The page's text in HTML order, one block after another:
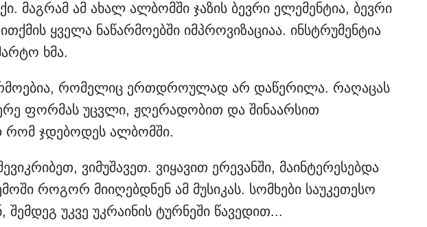
მაგრამ ამ ახალ ალბომში ჯაზის ბევრი ელემენტია, ბევრი
ყველა ნაწარმოებში იმპროვიზაციაა. ინსტრუმენტია
ხმა.
რომელიც ერთდროულად არ დაწერილა. რაღაცას
ფორმას უცვლი, ჟღერადობით და შინაარსით
რომ ჯდებოდეს ალბომში.
ვიმუშავეთ. ვიყავით ერევანში, მაინტერესებდა
როგორ მიიღებდნენ ამ მუსიკას. სომხები საუკეთესო
შემდეგ უკვე უკრაინის ტურნეში წავედით...